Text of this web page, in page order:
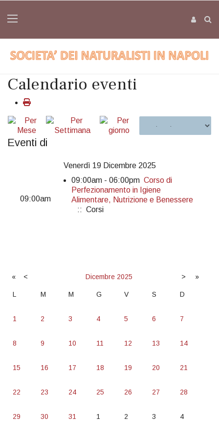
Calendario eventi
Eventi di
Venerdì 19 Dicembre 2025
09:00am
09:00am - 06:00pm Corso di
Perfezionamento in Igiene
Alimentare, Nutrizione e Benessere
:: Corsi
« < Dicembre 2025 > »
L M M G V S D
1 2 3 4 5 6 7
8 9 10 11 12 13 14
15 16 17 18 19 20 21
22 23 24 25 26 27 28
29 30 31 1 2 3 4